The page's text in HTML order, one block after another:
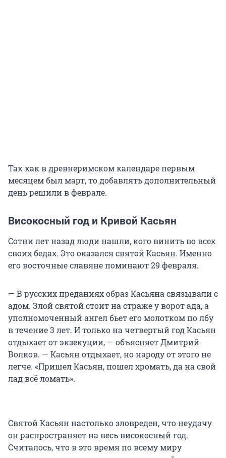
Так как в древнеримском календаре первым
месяцем был март, то добавлять дополнительный
день решили в феврале.
Високосный год и Кривой Касьян
Сотни лет назад люди нашли, кого винить во всех
своих бедах. Это оказался святой Касьян. Именно
его восточные славяне поминают 29 февраля.
— В русских преданиях образ Касьяна связывали с
адом. Злой святой стоит на страже у ворот ада, а
уполномоченный ангел бьет его молотком по лбу
в течение 3 лет. И только на четвертый год Касьян
отдыхает от экзекуции, — объясняет Дмитрий
Волков. — Касьян отдыхает, но народу от этого не
легче. «Пришел Касьян, пошел хромать, да на свой
лад всё ломать».
Святой Касьян настолько зловреден, что неудачу
он распространяет на весь високосный год.
Считалось, что в это время по всему миру